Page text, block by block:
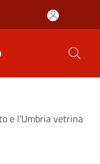
e l'Umbria vetrina